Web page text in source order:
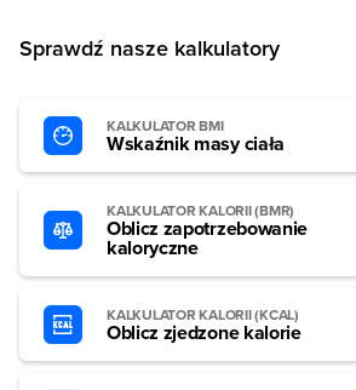
Sprawdź nasze kalkulatory
KALKULATOR BMI
Wskaźnik masy ciała
KALKULATOR KALORII (BMR)
Oblicz zapotrzebowanie
kaloryczne
KALKULATOR KALORII (KCAL)
Oblicz zjedzone kalorie